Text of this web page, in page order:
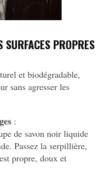
PROPRES
et biodégradable,
sans agresser les
:
de savon noir liquide
Passez la serpillière,
propre, doux et